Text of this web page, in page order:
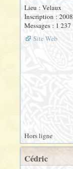
Lieu : Velaux
Inscription : 2008
Messages : 1 237
Site Web
Hors ligne
Cédric